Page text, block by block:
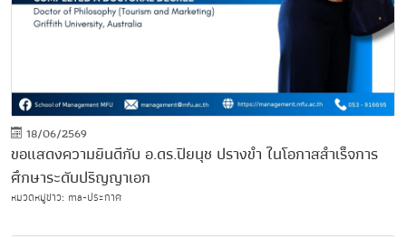
18/06/2569
ขอแสดงความยินดีกับ อ.ดร.ปิยนุช ปรางขำ ในโอกาสสำเร็จการ
ศึกษาระดับปริญญาเอก
หมวดหมู่ข่าว: ma-ประกาศ